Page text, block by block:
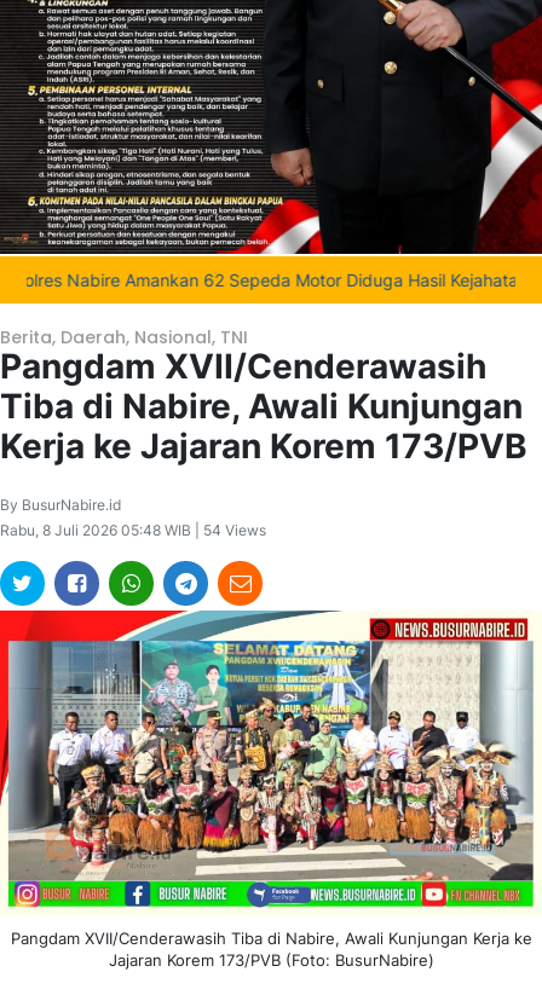
62 Sepeda Motor Diduga Hasil Kejahatan | Deinas Geley
Berita, Daerah, Nasional, TNI
Pangdam XVII/Cenderawasih
Tiba di Nabire, Awali Kunjungan
Kerja ke Jajaran Korem 173/PVB
By BusurNabire.id
Rabu, 8 Juli 2026 05:48 WIB | 54 Views
Pangdam XVII/Cenderawasih Tiba di Nabire, Awali Kunjungan Kerja ke
Jajaran Korem 173/PVB (Foto: BusurNabire)